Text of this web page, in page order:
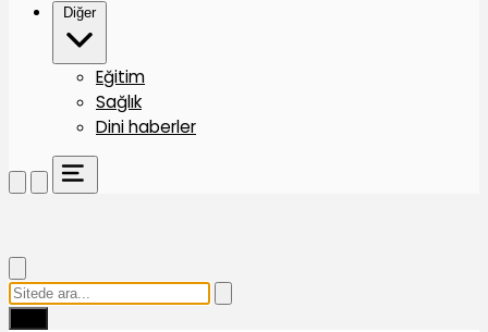
Diğer
Eğitim
Sağlık
Dini haberler